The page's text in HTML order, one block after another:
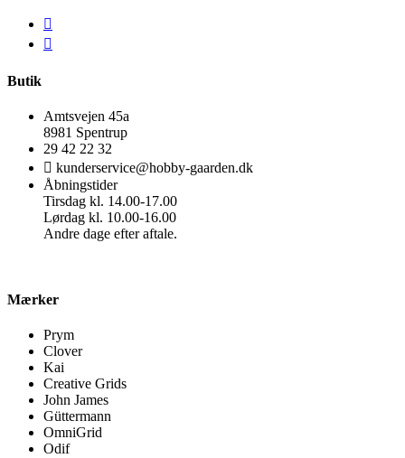
Butik
Amtsvejen 45a
8981 Spentrup
29 42 22 32
kunderservice@hobby-gaarden.dk
Åbningstider
Tirsdag kl. 14.00-17.00
Lørdag kl. 10.00-16.00
Andre dage efter aftale.
Mærker
Prym
Clover
Kai
Creative Grids
John James
Güttermann
OmniGrid
Odif